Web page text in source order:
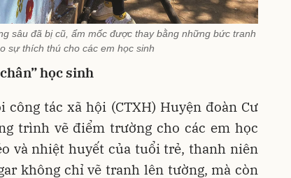
sâu đã bị cũ, ẩm mốc được thay bằng những bức tranh
sự thích thú cho các em học sinh
học sinh
công tác xã hội (CTXH) Huyện đoàn Cư
trình vẽ điểm trường cho các em học
và nhiệt huyết của tuổi trẻ, thanh niên
không chỉ vẽ tranh lên tường, mà còn